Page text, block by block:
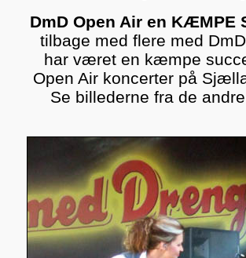
DmD Open Air en KÆMPE
tilbage med flere med
har været en kæmpe
Open Air koncerter på
Se billederne fra de